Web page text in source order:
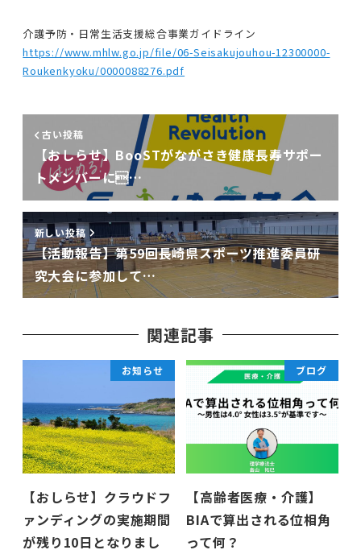
介護予防・日常生活支援総合事業ガイドライン
https://www.mhlw.go.jp/file/06-Seisakujouhou-12300000-
Roukenkyoku/0000088276.pdf
古い投稿
【おしらせ】BooSTがながさき健康長寿サポー
トメンバーに…
新しい投稿
【活動報告】第59回長崎県スポーツ推進委員研
究大会に参加して…
関連記事
お知らせ
【おしらせ】クラウドフ
ァンディングの実施期間
が残り10日となりまし
ブログ
【高齢者医療・介護】
BIAで算出される位相角
って何？